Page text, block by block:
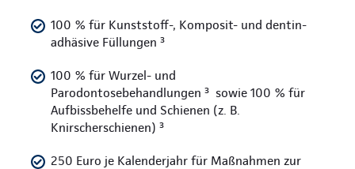
100 % für Kunststoff-, Komposit- und dentin-
adhäsive Füllungen ³
100 % für Wurzel- und
Parodontosebehandlungen ³ sowie 100 % für
Aufbissbehelfe und Schienen (z. B.
Knirscherschienen) ³
250 Euro je Kalenderjahr für Maßnahmen zur